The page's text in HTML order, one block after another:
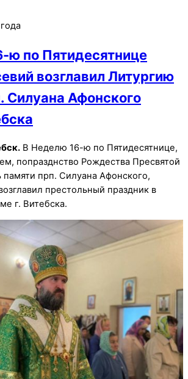
ю по Пятидесятнице
возглавил Литургию
Силуана Афонского
В Неделю 16-ю по Пятидесятнице,
попразднство Рождества Пресвятой
прп. Силуана Афонского,
престольный праздник в
г. Витебска.